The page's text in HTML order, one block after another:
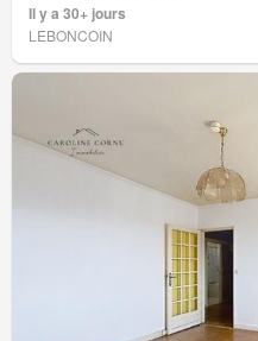
Il y a 30+ jours
LEBONCOIN